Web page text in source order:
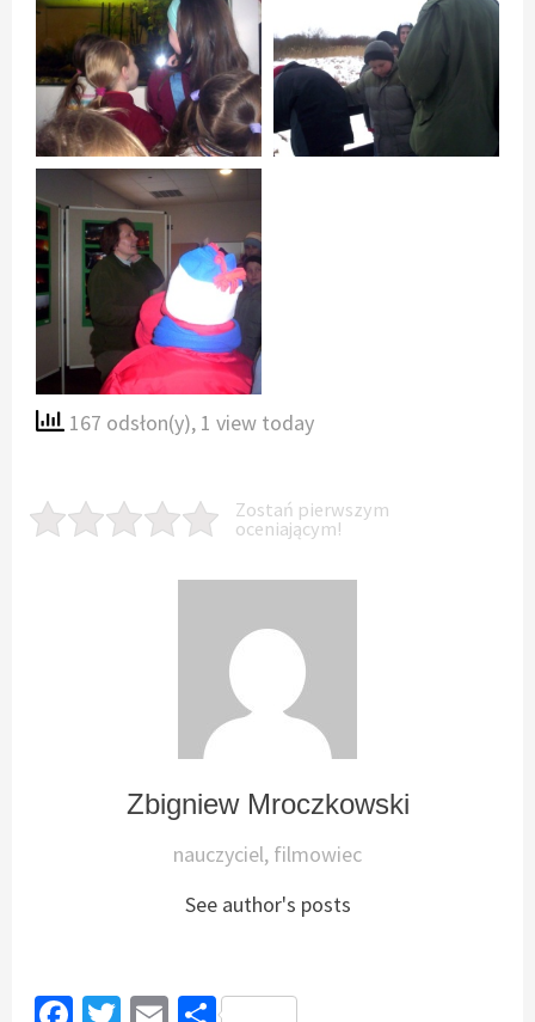
167 odsłon(y), 1 view today
Zostań pierwszym
oceniającym!
Zbigniew Mroczkowski
nauczyciel, filmowiec
See author's posts